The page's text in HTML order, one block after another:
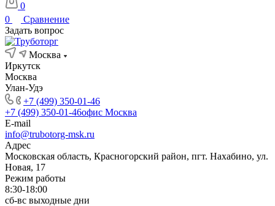
0
0
Сравнение
Задать вопрос
Москва
Иркутск
Москва
Улан-Удэ
+7 (499) 350-01-46
+7 (499) 350-01-46офис Москва
E-mail
info@trubotorg-msk.ru
Адрес
Московская область, Красногорский район, пгт. Нахабино, ул.
Новая, 17
Режим работы
8:30-18:00
сб-вс выходные дни